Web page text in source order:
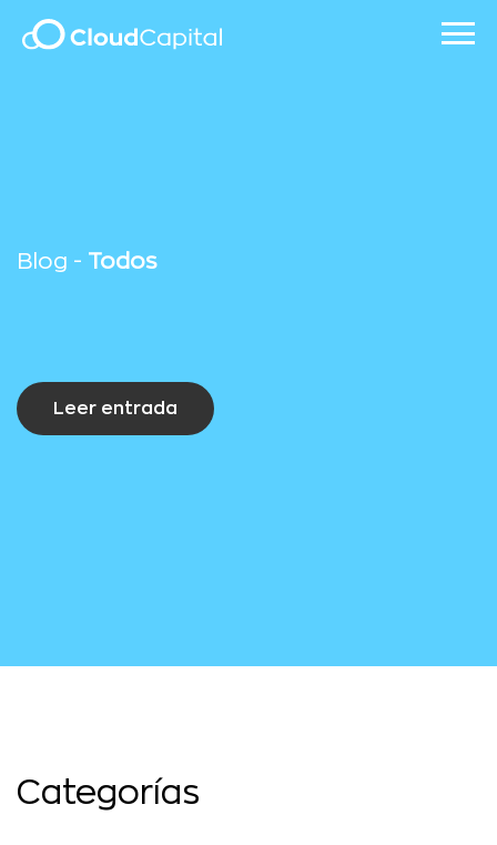
Blog - Todos
Leer entrada
Categorías